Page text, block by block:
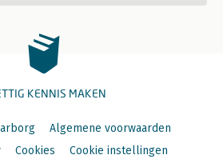
KENNIS MAKEN
Algemene voorwaarden
Cookies Cookie instellingen